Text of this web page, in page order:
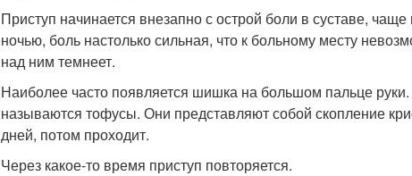
Приступ начинается внезапно с острой боли в суставе,
ночью, боль настолько сильная, что к больному месту
над ним темнеет.
Наиболее часто появляется шишка на большом пальце
называются тофусы. Они представляют собой скопление
дней, потом проходит.
Через какое-то время приступ повторяется.